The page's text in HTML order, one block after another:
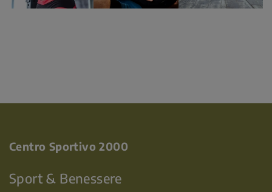
Centro Sportivo 2000
Sport & Benessere